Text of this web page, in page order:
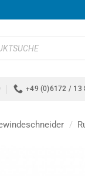
+49 (0)6172 / 13
/